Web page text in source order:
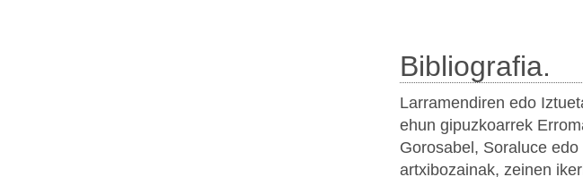
Bibliografia.
Larramendiren edo
ehun gipuzkoarrek
Gorosabel, Soraluce
artxibozainak, zeinen